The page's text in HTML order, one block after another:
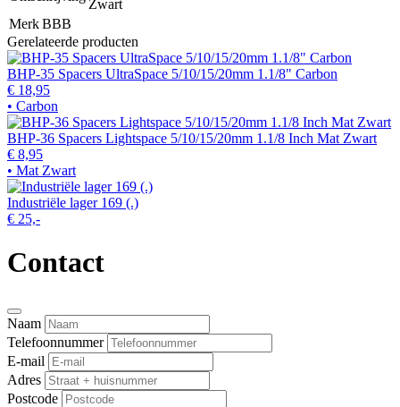
Zwart
MerkBBB
Gerelateerde producten
BHP-35 Spacers UltraSpace 5/10/15/20mm 1.1/8" Carbon
€ 18,95
• Carbon
BHP-36 Spacers Lightspace 5/10/15/20mm 1.1/8 Inch Mat Zwart
€ 8,95
• Mat Zwart
Industriële lager 169 (.)
€ 25,-
Contact
Naam
Telefoonnummer
E-mail
Adres
Postcode